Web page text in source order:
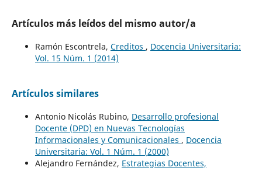
Artículos más leídos del mismo autor/a
Ramón Escontrela, Creditos , Docencia Universitaria:
Vol. 15 Núm. 1 (2014)
Artículos similares
Antonio Nicolás Rubino, Desarrollo profesional
Docente (DPD) en Nuevas Tecnologías
Informacionales y Comunicacionales , Docencia
Universitaria: Vol. 1 Núm. 1 (2000)
Alejandro Fernández, Estrategias Docentes,